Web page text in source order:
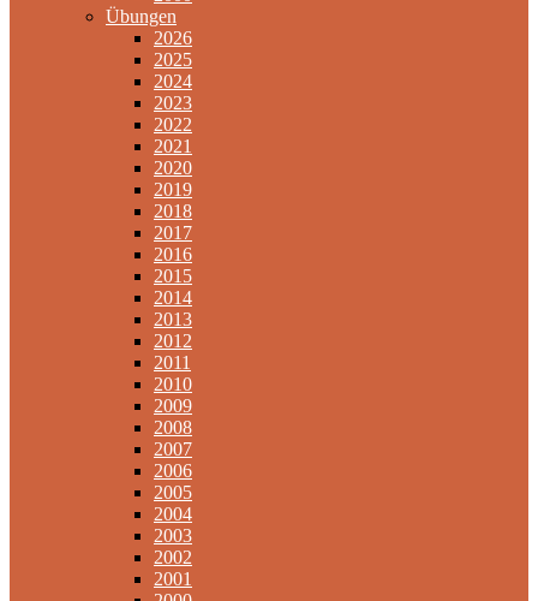
Übungen
2026
2025
2024
2023
2022
2021
2020
2019
2018
2017
2016
2015
2014
2013
2012
2011
2010
2009
2008
2007
2006
2005
2004
2003
2002
2001